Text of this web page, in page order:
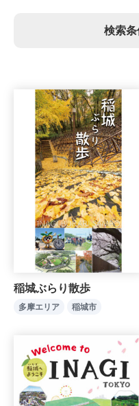
検索
稲城ぶらり散歩
多摩エリア 稲城市